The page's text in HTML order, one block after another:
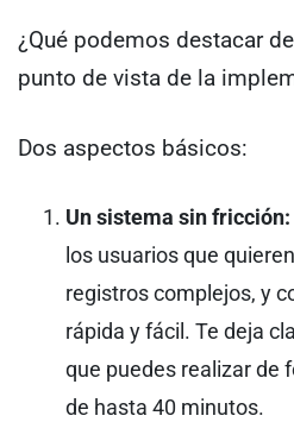
¿Qué podemos destacar
punto de vista de la
Dos aspectos básicos:
Un sistema sin fricción:
los usuarios que
registros complejos, y
rápida y fácil. Te deja
que puedes realizar de
de hasta 40 minutos.